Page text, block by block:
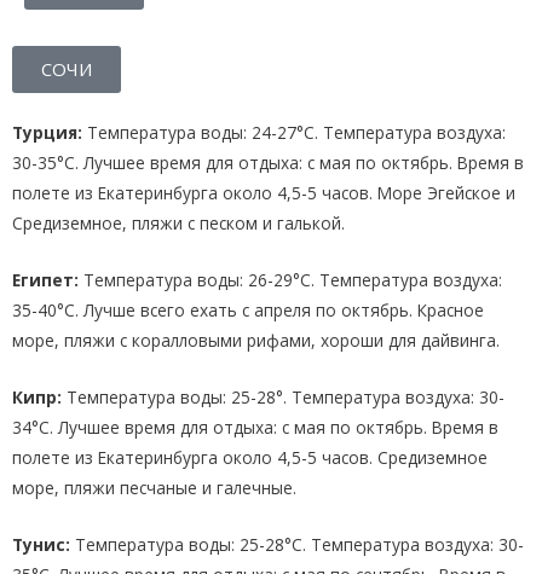
СОЧИ
Турция: Температура воды: 24-27°C. Температура воздуха:
30-35°C. Лучшее время для отдыха: с мая по октябрь. Время в
полете из Екатеринбурга около 4,5-5 часов. Море Эгейское и
Средиземное, пляжи с песком и галькой.
Египет: Температура воды: 26-29°C. Температура воздуха:
35-40°C. Лучше всего ехать с апреля по октябрь. Красное
море, пляжи с коралловыми рифами, хороши для дайвинга.
Кипр: Температура воды: 25-28°. Температура воздуха: 30-
34°C. Лучшее время для отдыха: с мая по октябрь. Время в
полете из Екатеринбурга около 4,5-5 часов. Средиземное
море, пляжи песчаные и галечные.
Тунис: Температура воды: 25-28°C. Температура воздуха: 30-